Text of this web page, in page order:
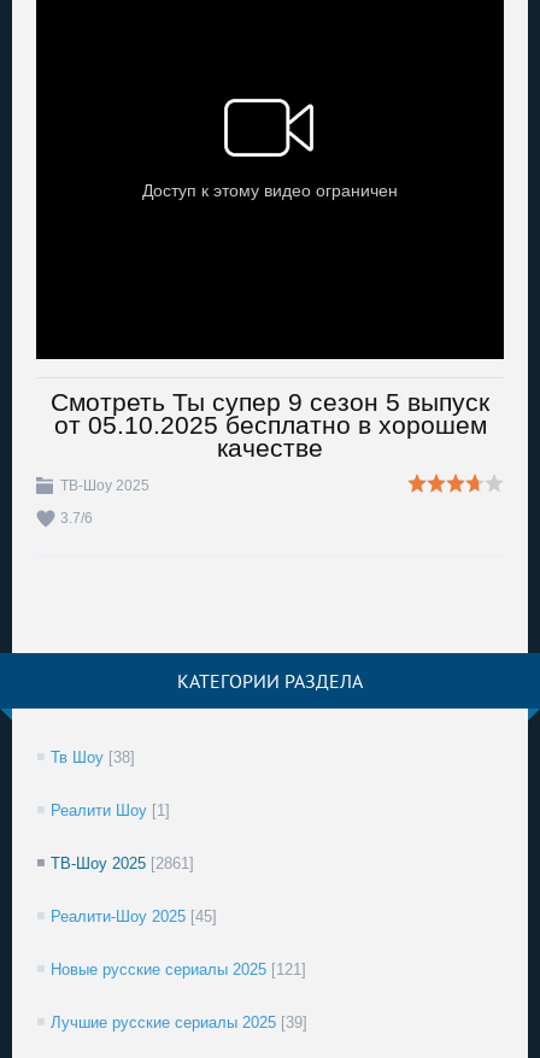
Смотреть Ты супер 9 сезон 5 выпуск
от 05.10.2025 бесплатно в хорошем
качестве
ТВ-Шоу 2025
3.7/6
КАТЕГОРИИ РАЗДЕЛА
Тв Шоу [38]
Реалити Шоу [1]
ТВ-Шоу 2025 [2861]
Реалити-Шоу 2025 [45]
Новые русские сериалы 2025 [121]
Лучшие русские сериалы 2025 [39]